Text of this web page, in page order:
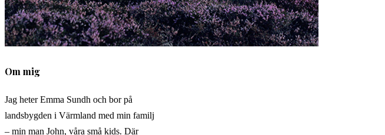
Om mig
Jag heter Emma Sundh och bor på
landsbygden i Värmland med min familj
– min man John, våra små kids. Där